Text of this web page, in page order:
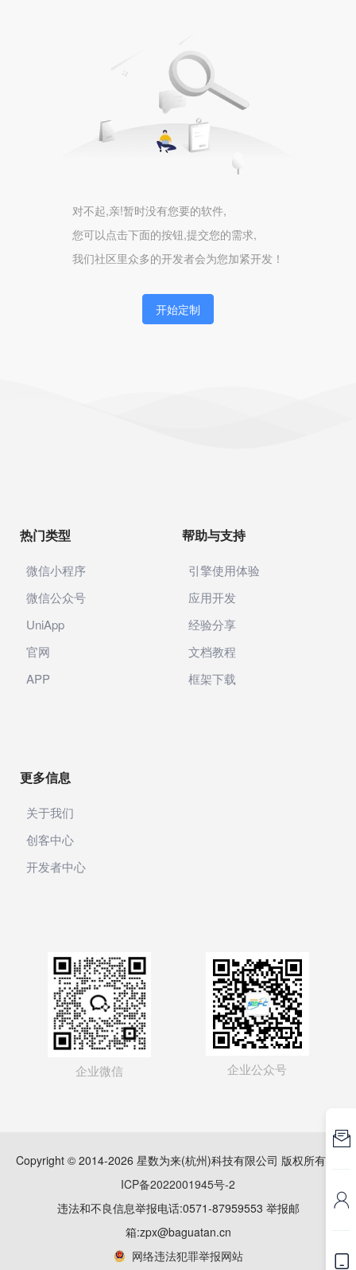
对不起,亲!暂时没有您要的软件,
您可以点击下面的按钮,提交您的需求,
我们社区里众多的开发者会为您加紧开发！
开始定制
热门类型
微信小程序
微信公众号
UniApp
官网
APP
帮助与支持
引擎使用体验
应用开发
经验分享
文档教程
框架下载
更多信息
关于我们
创客中心
开发者中心
企业微信 企业公众号
Copyright © 2014-2026 星数为来(杭州)科技有限公司 版权所有
ICP备2022001945号-2
违法和不良信息举报电话:0571-87959553 举报邮
箱:zpx@baguatan.cn
网络违法犯罪举报网站


